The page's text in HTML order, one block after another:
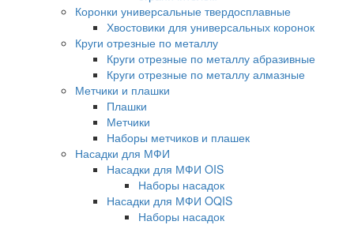
Коронки универсальные твердосплавные
Хвостовики для универсальных коронок
Круги отрезные по металлу
Круги отрезные по металлу абразивные
Круги отрезные по металлу алмазные
Метчики и плашки
Плашки
Метчики
Наборы метчиков и плашек
Насадки для МФИ
Насадки для МФИ OIS
Наборы насадок
Насадки для МФИ OQIS
Наборы насадок